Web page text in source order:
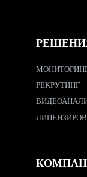
РЕКРУТИНГ